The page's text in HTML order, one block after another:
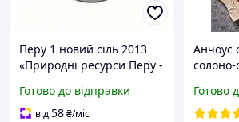
Перу 1 новий сіль 2013
«Природні ресурси Перу -
UNC (KM#374)
Готово до відправки
від58₴/міс
Анчоус
Готово